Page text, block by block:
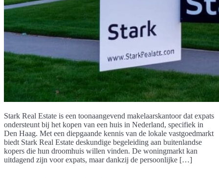
Stark Real Estate is een toonaangevend makelaarskantoor dat expats
ondersteunt bij het kopen van een huis in Nederland, specifiek in
Den Haag. Met een diepgaande kennis van de lokale vastgoedmarkt
biedt Stark Real Estate deskundige begeleiding aan buitenlandse
kopers die hun droomhuis willen vinden. De woningmarkt kan
uitdagend zijn voor expats, maar dankzij de persoonlijke […]